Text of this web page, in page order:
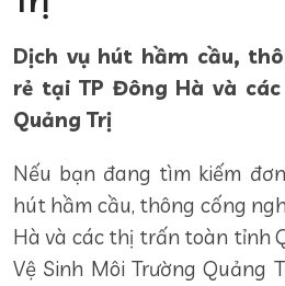
Dịch vụ hút hầm cầu,
rẻ tại TP Đông Hà và
Quảng Trị
Nếu bạn đang tìm kiếm
hút hầm cầu, thông cống
Hà và các thị trấn toàn tỉnh
Vệ Sinh Môi Trường Quảng